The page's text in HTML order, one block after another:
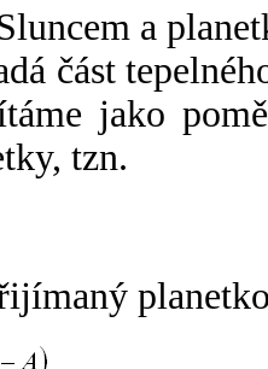
a
část
jako
tzn.